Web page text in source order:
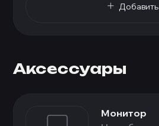
Добавить
Аксессуары
Монитор